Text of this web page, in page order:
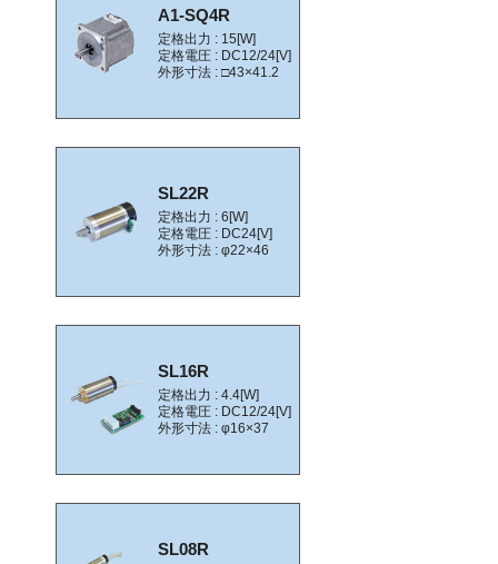
A1-SQ4R
定格出力 : 15[W]
定格電圧 : DC12/24[V]
外形寸法 : □43×41.2
SL22R
定格出力 : 6[W]
定格電圧 : DC24[V]
外形寸法 : φ22×46
SL16R
定格出力 : 4.4[W]
定格電圧 : DC12/24[V]
外形寸法 : φ16×37
SL08R